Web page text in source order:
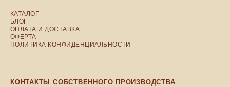
КАТАЛОГ
БЛОГ
ОПЛАТА И ДОСТАВКА
ОФЕРТА
ПОЛИТИКА КОНФИДЕНЦИАЛЬНОСТИ
КОНТАКТЫ СОБСТВЕННОГО ПРОИЗВОДСТВА